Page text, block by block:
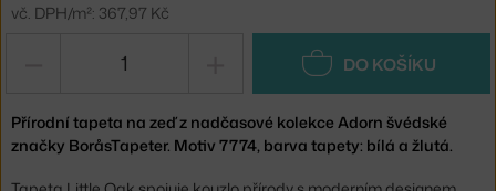
vč. DPH/m²: 367,97 Kč
DO KOŠÍKU
Přírodní tapeta na zeď z nadčasové kolekce Adorn švédské
značky BoråsTapeter. Motiv 7774, barva tapety: bílá a žlutá.